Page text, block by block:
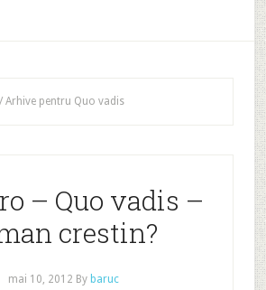
/Arhive pentru Quo vadis
– Quo vadis –
crestin?
mai 10, 2012 By baruc